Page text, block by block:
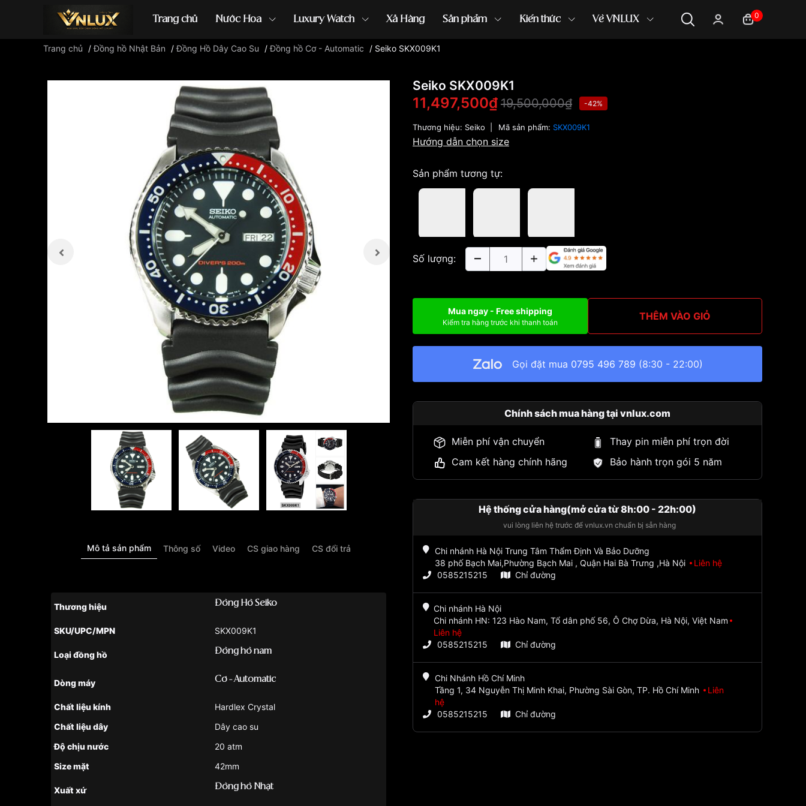
Trang chủ Nước Hoa Luxury Watch Xả Hàng Sản phẩm Kiến thức Về VNLUX 0
Đồng hồ casio đồng hồ G-Shock đồng hồ Orient ...
Trang chủ /Đồng hồ Nhật Bản /Đồng Hồ Dây Cao Su /Đồng hồ Cơ - Automatic / Seiko SKX009K1
Mô tả sản phẩm Thông số Video CS giao hàng CS đổi trả
Thương hiệu Đồng Hồ Seiko
SKU/UPC/MPN SKX009K1
Loại đồng hồ Đồng hồ nam
Dòng máy Cơ - Automatic
Chất liệu kính
Hardlex Crystal
Chất liệu dây
Dây cao su
Độ chịu nước
20 atm
Size mặt
42mm
Xuất xứ Đồng hồ Nhật
Seiko SKX009K1
11,497,500₫ 19,500,000₫ -42%
Thương hiệu: Seiko Mã sản phẩm: SKX009K1
Hướng dẫn chọn size
Sản phẩm tương tự:
Số lượng:
Mua ngay - Free shipping
Kiểm tra hàng trước khi thanh toán THÊM VÀO GIỎ
Gọi đặt mua 0795 496 789 (8:30 - 22:00)
Chính sách mua hàng tại vnlux.com
Miễn phí vận chuyển
Thay pin miễn phí trọn đời
Cam kết hàng chính hãng
Bảo hành trọn gói 5 năm
Hệ thống cửa hàng(mở cửa từ 8h:00 - 22h:00)
vui lòng liên hệ trước để vnlux.vn chuẩn bị sẵn hàng
Chi nhánh Hà Nội Trung Tâm Thẩm Định Và Bảo Dưỡng
38 phố Bạch Mai,Phường Bạch Mai , Quận Hai Bà Trưng ,Hà Nội
Liên hệ
0585215215
Chỉ đường
Chi nhánh Hà Nội
Chi nhánh HN: 123 Hào Nam, Tổ dân phố 56, Ô Chợ Dừa, Hà Nội, Việt Nam
Liên hệ
0585215215
Chỉ đường
Chi Nhánh Hồ Chí Minh
Tầng 1, 34 Nguyễn Thị Minh Khai, Phường Sài Gòn, TP. Hồ Chí Minh
Liên
hệ
0585215215
Chỉ đường